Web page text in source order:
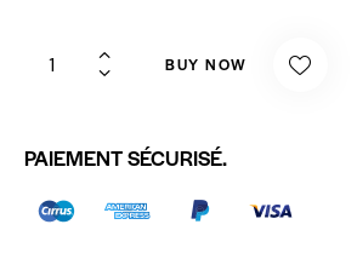
BUY NOW
PAIEMENT SÉCURISÉ.